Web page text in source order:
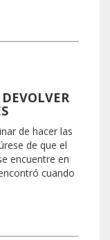
de hacer las
de que el
encuentre en
cuando